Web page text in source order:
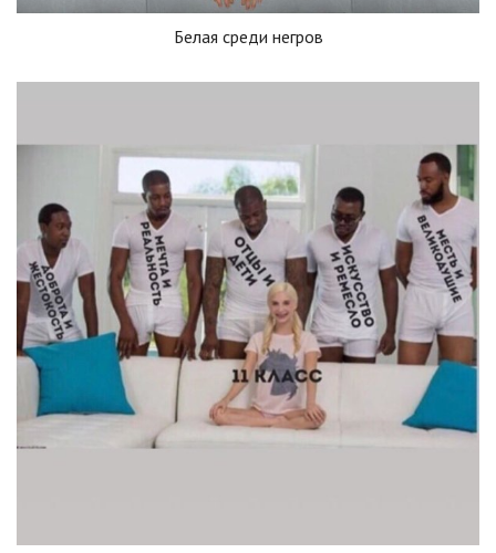
Белая среди негров